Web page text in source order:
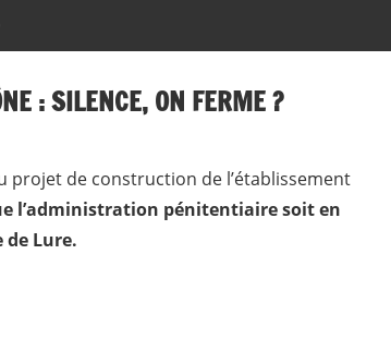
: SILENCE, ON FERME ?
projet de construction de l’établissement
l’administration pénitentiaire soit en
de Lure.